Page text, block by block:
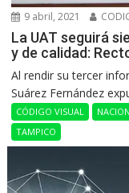
9 abril, 2021
La UAT seguirá
y de calidad:
Al rendir su tercer
Suárez Fernández
CÓDIGO VISUAL
TAMPICO